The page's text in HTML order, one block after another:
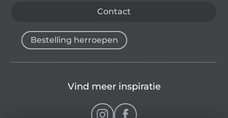
Contact
Bestelling herroepen
Vind meer inspiratie